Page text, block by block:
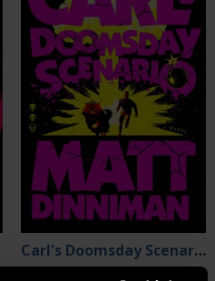
Carl's Doomsday Scenario
Matt Dinniman